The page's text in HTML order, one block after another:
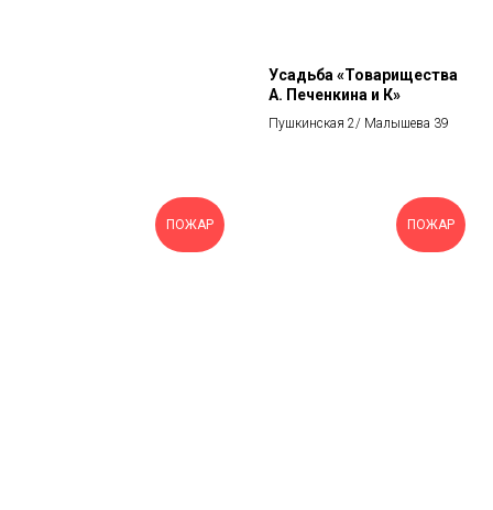
Усадьба «Товарищества
А. Печенкина и К»
Пушкинская 2/ Малышева 39
ПОЖАР ПОЖАР